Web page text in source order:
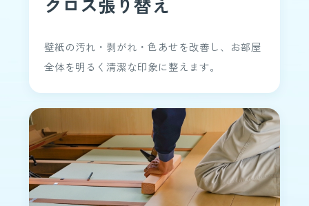
壁紙の汚れ・剥がれ・色あせを改善し、お部屋
全体を明るく清潔な印象に整えます。